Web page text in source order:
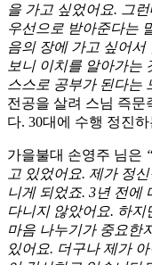
을 가고 싶었어요. 그
우선으로 받아준다는
음의 장에 가고 싶어
보니 이치를 알아가는
스스로 공부가 된다는
전공을 살려 스님 즉
다. 30대에 수행 정진
가을불대 손영주 님은
고 있었어요. 제가 정
니게 되었죠. 3년 전에
다니지 않았어요. 하
마음 나누기가 중요한
있어요. 더구나 제가